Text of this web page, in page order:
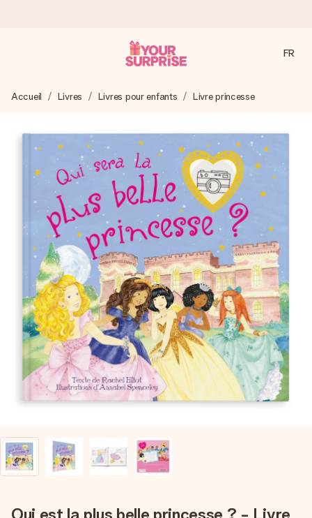
Nous préparons votre cadeau avec attention et l’envoyons
4,9 (sur la base de +15 000 avis)
Nos cadeaux sont appréciés. Les clients nous attribuent
une note de 4,9 sur Google Reviews (total de tous les
pays où nous sommes présents).
Carte de vœux gratuite
Créez quelque chose d’unique en quelques étapes – avec
son prénom, votre photo ou un message qui touche le cœur.
Sans complications, juste tout l’amour pour le moment idéal.
FR
Accueil Livres Livres pour enfants Livre princesse